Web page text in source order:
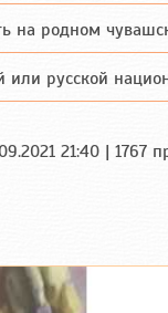
родном
21:40 | 1767